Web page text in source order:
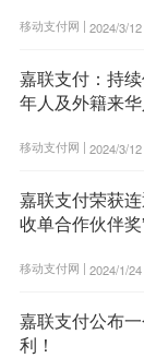
移动支付网 | 2024/3/
嘉联支付：持
年人及外籍来
移动支付网 | 2024/3/
嘉联支付荣获
收单合作伙伴奖
移动支付网 | 2024/1/
嘉联支付公布
利！